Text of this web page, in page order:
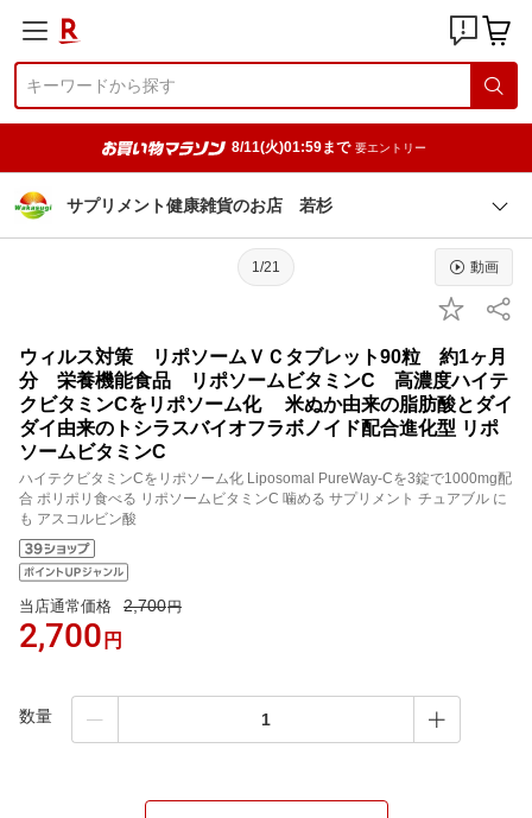
8/11(火)01:59まで 要エントリー
サプリメント健康雑貨のお店 若杉
1/21 動画
ウィルス対策 リポソームＶＣタブレット90粒 約1ヶ月
分 栄養機能食品 リポソームビタミンC 高濃度ハイテ
クビタミンCをリポソーム化 米ぬか由来の脂肪酸とダイ
ダイ由来のトシラスバイオフラボノイド配合進化型 リポ
ソームビタミンC
ハイテクビタミンCをリポソーム化 Liposomal PureWay-Cを3錠で1000mg配
合 ポリポリ食べる リポソームビタミンC 噛める サプリメント チュアブル に
も アスコルビン酸
当店通常価格 2,700円
2,700 円
数量